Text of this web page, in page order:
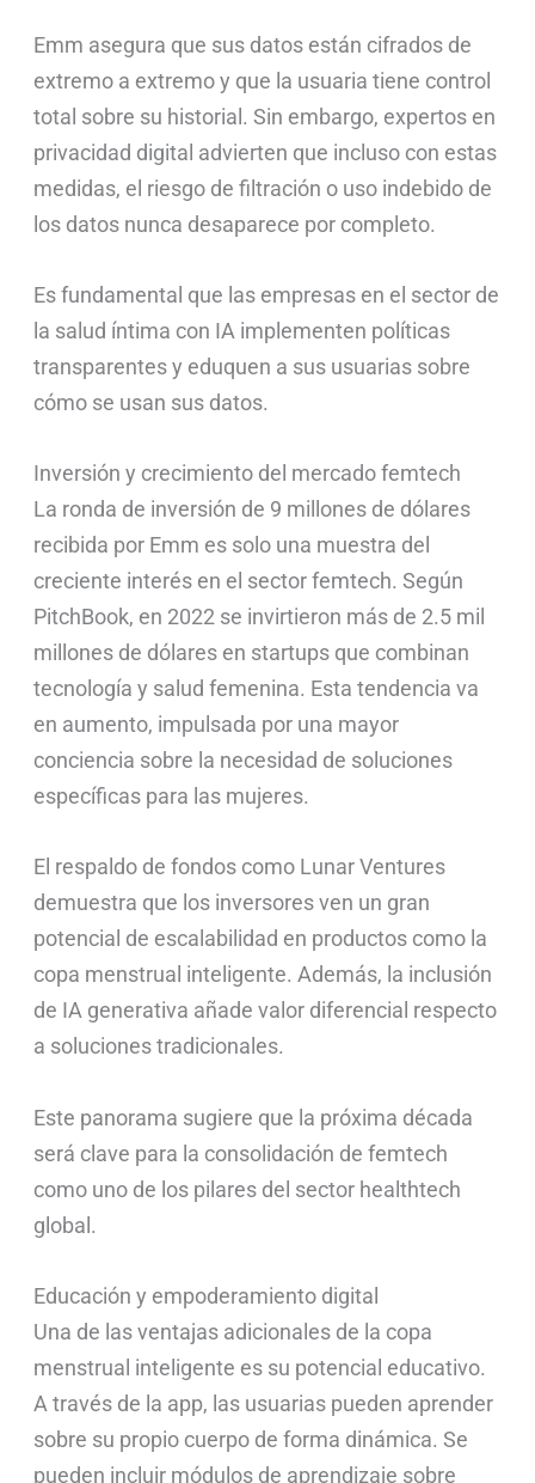
Emm asegura que sus datos están cifrados de
extremo a extremo y que la usuaria tiene control
total sobre su historial. Sin embargo, expertos en
privacidad digital advierten que incluso con estas
medidas, el riesgo de filtración o uso indebido de
los datos nunca desaparece por completo.
Es fundamental que las empresas en el sector de
la salud íntima con IA implementen políticas
transparentes y eduquen a sus usuarias sobre
cómo se usan sus datos.
Inversión y crecimiento del mercado femtech
La ronda de inversión de 9 millones de dólares
recibida por Emm es solo una muestra del
creciente interés en el sector femtech. Según
PitchBook, en 2022 se invirtieron más de 2.5 mil
millones de dólares en startups que combinan
tecnología y salud femenina. Esta tendencia va
en aumento, impulsada por una mayor
conciencia sobre la necesidad de soluciones
específicas para las mujeres.
El respaldo de fondos como Lunar Ventures
demuestra que los inversores ven un gran
potencial de escalabilidad en productos como la
copa menstrual inteligente. Además, la inclusión
de IA generativa añade valor diferencial respecto
a soluciones tradicionales.
Este panorama sugiere que la próxima década
será clave para la consolidación de femtech
como uno de los pilares del sector healthtech
global.
Educación y empoderamiento digital
Una de las ventajas adicionales de la copa
menstrual inteligente es su potencial educativo.
A través de la app, las usuarias pueden aprender
sobre su propio cuerpo de forma dinámica. Se
pueden incluir módulos de aprendizaje sobre